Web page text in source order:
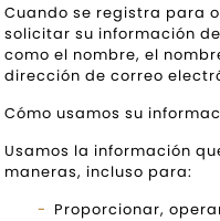
Cuando se registra para
solicitar su información
como el nombre, el
dirección de correo
Cómo usamos su
Usamos la información
maneras, incluso para:
Proporcionar,